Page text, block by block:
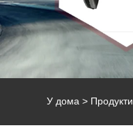
У дома > Продукти